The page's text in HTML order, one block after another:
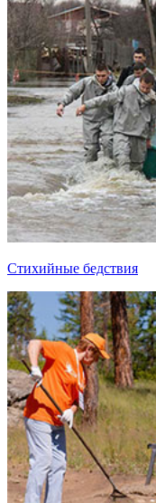
Стихийные бедствия